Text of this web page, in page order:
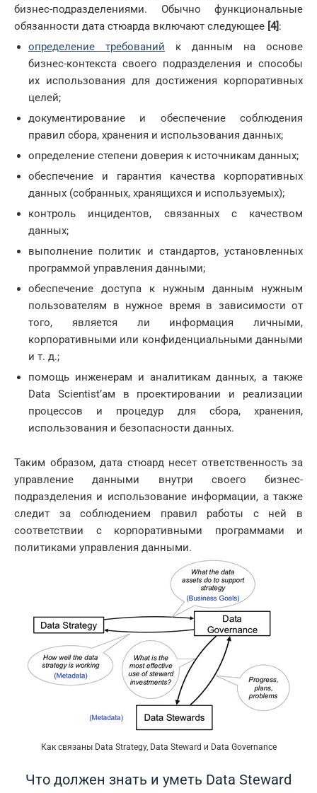
бизнес-подразделениями. Обычно функциональные
обязанности дата стюарда включают следующее [4]:
определение требований к данным на основе
бизнес-контекста своего подразделения и способы
их использования для достижения корпоративных
целей;
документирование и обеспечение соблюдения
правил сбора, хранения и использования данных;
определение степени доверия к источникам данных;
обеспечение и гарантия качества корпоративных
данных (собранных, хранящихся и используемых);
контроль инцидентов, связанных с качеством
данных;
выполнение политик и стандартов, установленных
программой управления данными;
обеспечение доступа к нужным данным нужным
пользователям в нужное время в зависимости от
того, является ли информация личными,
корпоративными или конфиденциальными данными
и т. д.;
помощь инженерам и аналитикам данных, а также
Data Scientist’ам в проектировании и реализации
процессов и процедур для сбора, хранения,
использования и безопасности данных.
Таким образом, дата стюард несет ответственность за
управление данными внутри своего бизнес-
подразделения и использование информации, а также
следит за соблюдением правил работы с ней в
соответствии с корпоративными программами и
политиками управления данными.
Как связаны Data Strategy, Data Steward и Data Governance
Что должен знать и уметь Data Steward